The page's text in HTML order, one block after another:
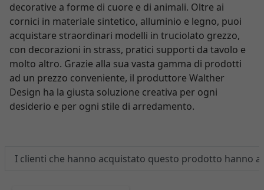
decorative a forme di cuore e di animali. Oltre ai
cornici in materiale sintetico, alluminio e legno, puoi
acquistare straordinari modelli in truciolato grezzo,
con decorazioni in strass, pratici supporti da tavolo e
molto altro. Grazie alla sua vasta gamma di prodotti
ad un prezzo conveniente, il produttore Walther
Design ha la giusta soluzione creativa per ogni
desiderio e per ogni stile di arredamento.
I clienti che hanno acquistato questo prodotto hanno